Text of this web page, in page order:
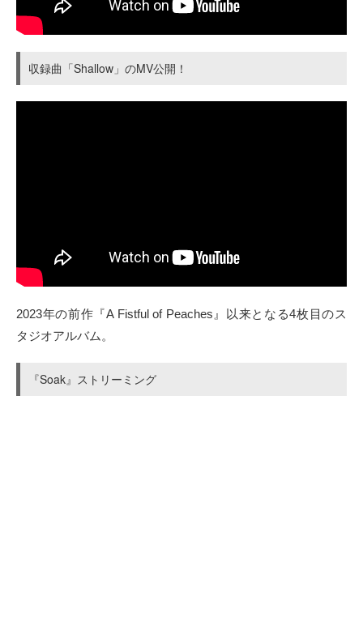
収録曲「Shallow」のMV公開！
2023年の前作『A Fistful of Peaches』以来となる4枚目のス
タジオアルバム。
『Soak』ストリーミング